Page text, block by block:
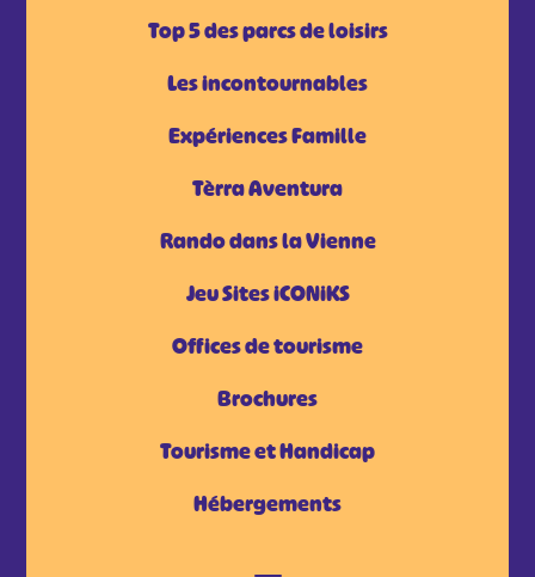
Top 5 des parcs de loisirs
Les incontournables
Expériences Famille
Tèrra Aventura
Rando dans la Vienne
Jeu Sites iCONiKS
Offices de tourisme
Brochures
Tourisme et Handicap
Hébergements